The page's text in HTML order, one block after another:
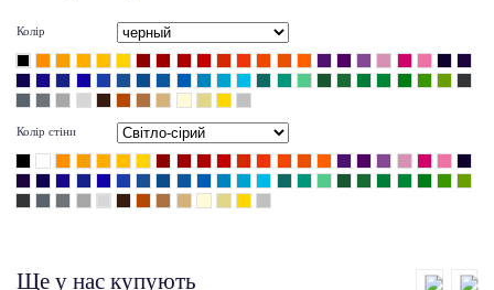
Колір
Колір стіни
Ще у нас купують